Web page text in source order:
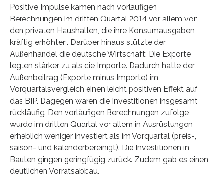
Positive Impulse kamen nach vorläufigen
Berechnungen im dritten Quartal 2014 vor allem von
den privaten Haushalten, die ihre Konsumausgaben
kräftig erhöhten. Darüber hinaus stützte der
Außenhandel die deutsche Wirtschaft: Die Exporte
legten stärker zu als die Importe. Dadurch hatte der
Außenbeitrag (Exporte minus Importe) im
Vorquartalsvergleich einen leicht positiven Effekt auf
das BIP. Dagegen waren die Investitionen insgesamt
rückläufig. Den vorläufigen Berechnungen zufolge
wurde im dritten Quartal vor allem in Ausrüstungen
erheblich weniger investiert als im Vorquartal (preis-,
saison- und kalenderbereinigt). Die Investitionen in
Bauten gingen geringfügig zurück. Zudem gab es einen
deutlichen Vorratsabbau.